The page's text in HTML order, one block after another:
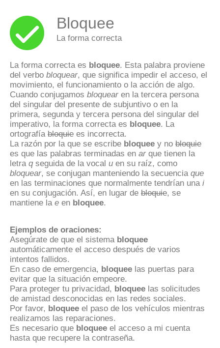
Bloquee
La forma correcta
La forma correcta es bloquee. Esta palabra proviene
del verbo bloquear, que significa impedir el acceso, el
movimiento, el funcionamiento o la acción de algo.
Cuando conjugamos bloquear en la tercera persona
del singular del presente de subjuntivo o en la
primera, segunda y tercera persona del singular del
imperativo, la forma correcta es bloquee. La
ortografía bloquie es incorrecta.
La razón por la que se escribe bloquee y no bloquie
es que las palabras terminadas en ar que tienen la
letra qseguida de la vocal u en su raíz, como
bloquear, se conjugan manteniendo la secuencia que
en las terminaciones que normalmente tendrían una i
en su conjugación. Así, en lugar de bloquie, se
mantiene la e en bloquee.
Ejemplos de oraciones:
Asegúrate de que el sistema bloquee
automáticamente el acceso después de varios
intentos fallidos.
En caso de emergencia, bloquee las puertas para
evitar que la situación empeore.
Para proteger tu privacidad, bloquee las solicitudes
de amistad desconocidas en las redes sociales.
Por favor, bloquee el paso de los vehículos mientras
realizamos las reparaciones.
Es necesario que bloquee el acceso a mi cuenta
hasta que recupere la contraseña.